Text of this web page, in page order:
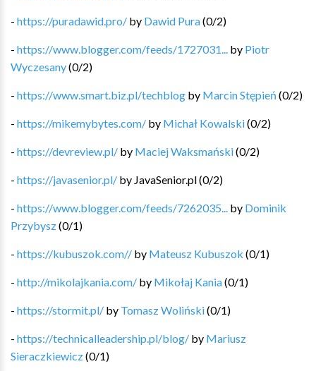
- https://puradawid.pro/ by Dawid Pura(0/2)
- https://www.blogger.com/feeds/1727031... by Piotr
Wyczesany(0/2)
- https://www.smart.biz.pl/techblog by Marcin Stępień (0/2)
- https://mikemybytes.com/ by Michał Kowalski(0/2)
- https://devreview.pl/ by Maciej Waksmański(0/2)
- https://javasenior.pl/ by JavaSenior.pl(0/2)
- https://www.blogger.com/feeds/7262035... by Dominik
Przybysz(0/1)
- https://kubuszok.com// by Mateusz Kubuszok (0/1)
- http://mikolajkania.com/ by Mikołaj Kania(0/1)
- https://stormit.pl/ by Tomasz Woliński(0/1)
- https://technicalleadership.pl/blog/ by Mariusz
Sieraczkiewicz(0/1)